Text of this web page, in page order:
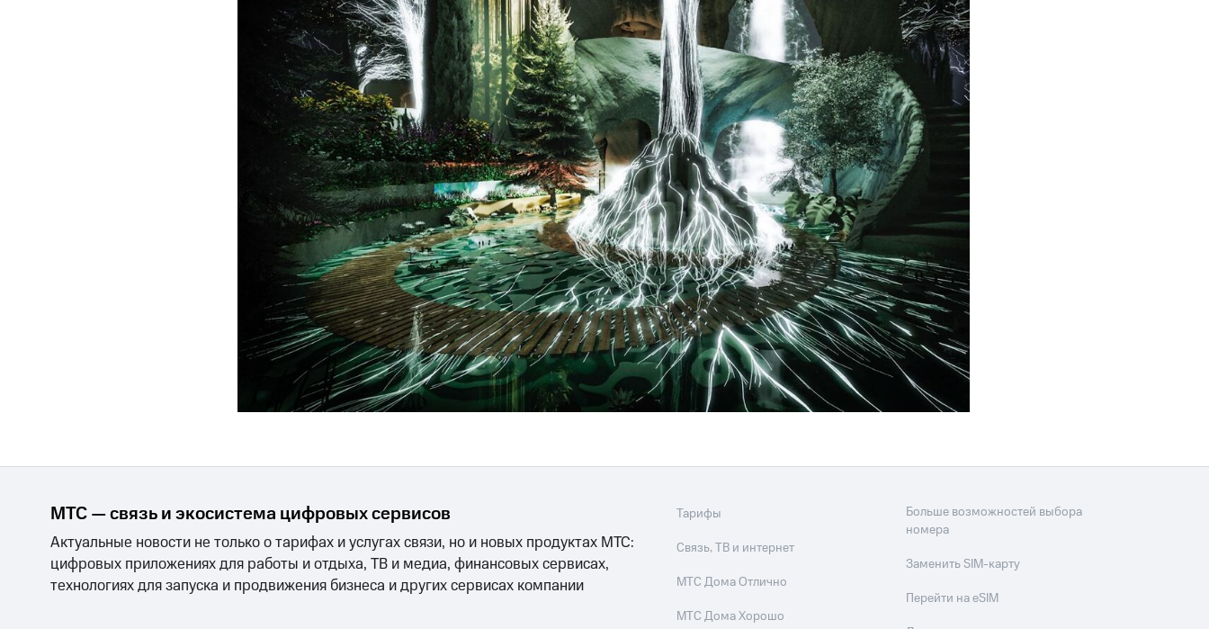
МТС — связь и экосистема цифровых сервисов
Актуальные новости не только о тарифах и услугах связи, но и новых продуктах МТС:
цифровых приложениях для работы и отдыха, ТВ и медиа, финансовых сервисах,
технологиях для запуска и продвижения бизнеса и других сервисах компании
Тарифы
Связь, ТВ и интернет
МТС Дома Отлично
МТС Дома Хорошо
Больше возможностей выбора
номера
Заменить SIM-карту
Перейти на eSIM